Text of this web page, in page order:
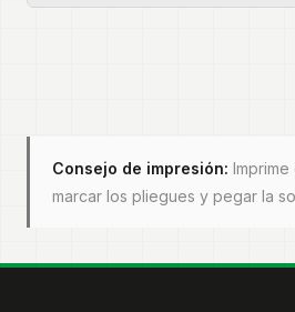
Consejo de impresión: Imprime
marcar los pliegues y pegar la